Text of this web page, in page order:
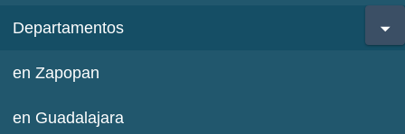
Departamentos
en Zapopan
en Guadalajara